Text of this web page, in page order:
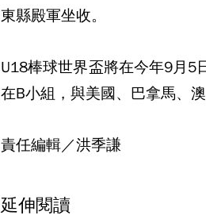
東縣殿軍坐收。
U18棒球世界盃將在今年9月5
在B小組，與美國、巴拿馬、
責任編輯／洪季謙
延伸閱讀